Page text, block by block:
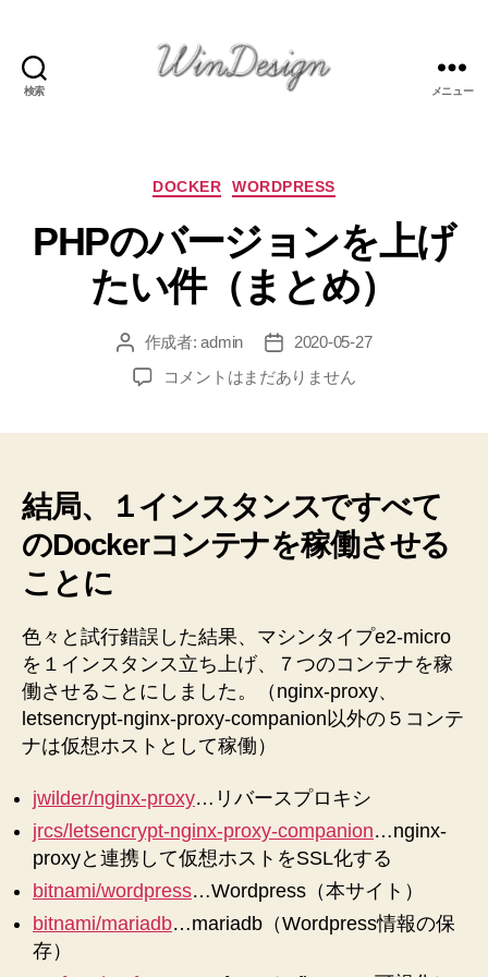
検索
Page
メニュー
カ
ゴ
リ
ー
DOCKER WORDPRESS
PHPのバージョンを上げ
たい件（まとめ）
投
稿
者
作成者:admin
投
稿
日
2020-05-27
PHP
ョ
ン
を
い
件
（ま
と
め）
へ
コメントはまだありません
結局、１インスタンスですべて
のDockerコンテナを稼働させる
ことに
色々と試行錯誤した結果、マシンタイプe2-micro
を１インスタンス立ち上げ、７つのコンテナを稼
働させることにしました。（nginx-proxy、
letsencrypt-nginx-proxy-companion以外の５コンテ
ナは仮想ホストとして稼働）
jwilder/nginx-proxy…リバースプロキシ
jrcs/letsencrypt-nginx-proxy-companion…nginx-
proxyと連携して仮想ホストをSSL化する
bitnami/wordpress…Wordpress（本サイト）
bitnami/mariadb…mariadb（Wordpress情報の保
存）